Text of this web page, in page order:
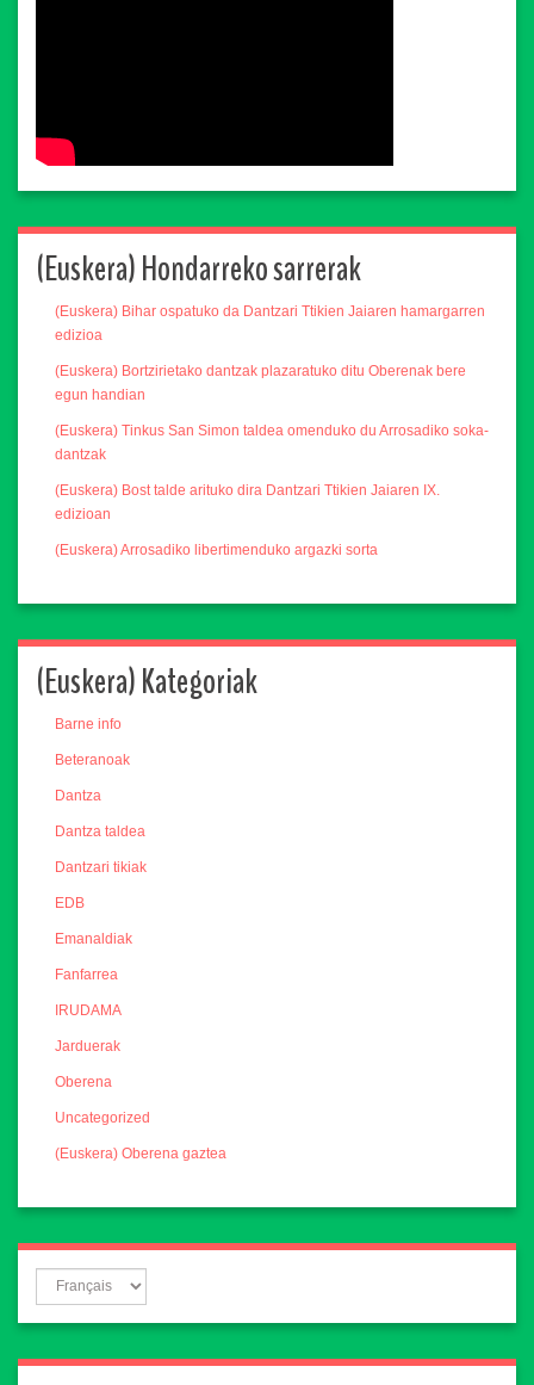
(Euskera) Hondarreko sarrerak
(Euskera) Bihar ospatuko da Dantzari Ttikien Jaiaren hamargarren
edizioa
(Euskera) Bortzirietako dantzak plazaratuko ditu Oberenak bere
egun handian
(Euskera) Tinkus San Simon taldea omenduko du Arrosadiko soka-
dantzak
(Euskera) Bost talde arituko dira Dantzari Ttikien Jaiaren IX.
edizioan
(Euskera) Arrosadiko libertimenduko argazki sorta
(Euskera) Kategoriak
Barne info
Beteranoak
Dantza
Dantza taldea
Dantzari tikiak
EDB
Emanaldiak
Fanfarrea
IRUDAMA
Jarduerak
Oberena
Uncategorized
(Euskera) Oberena gaztea